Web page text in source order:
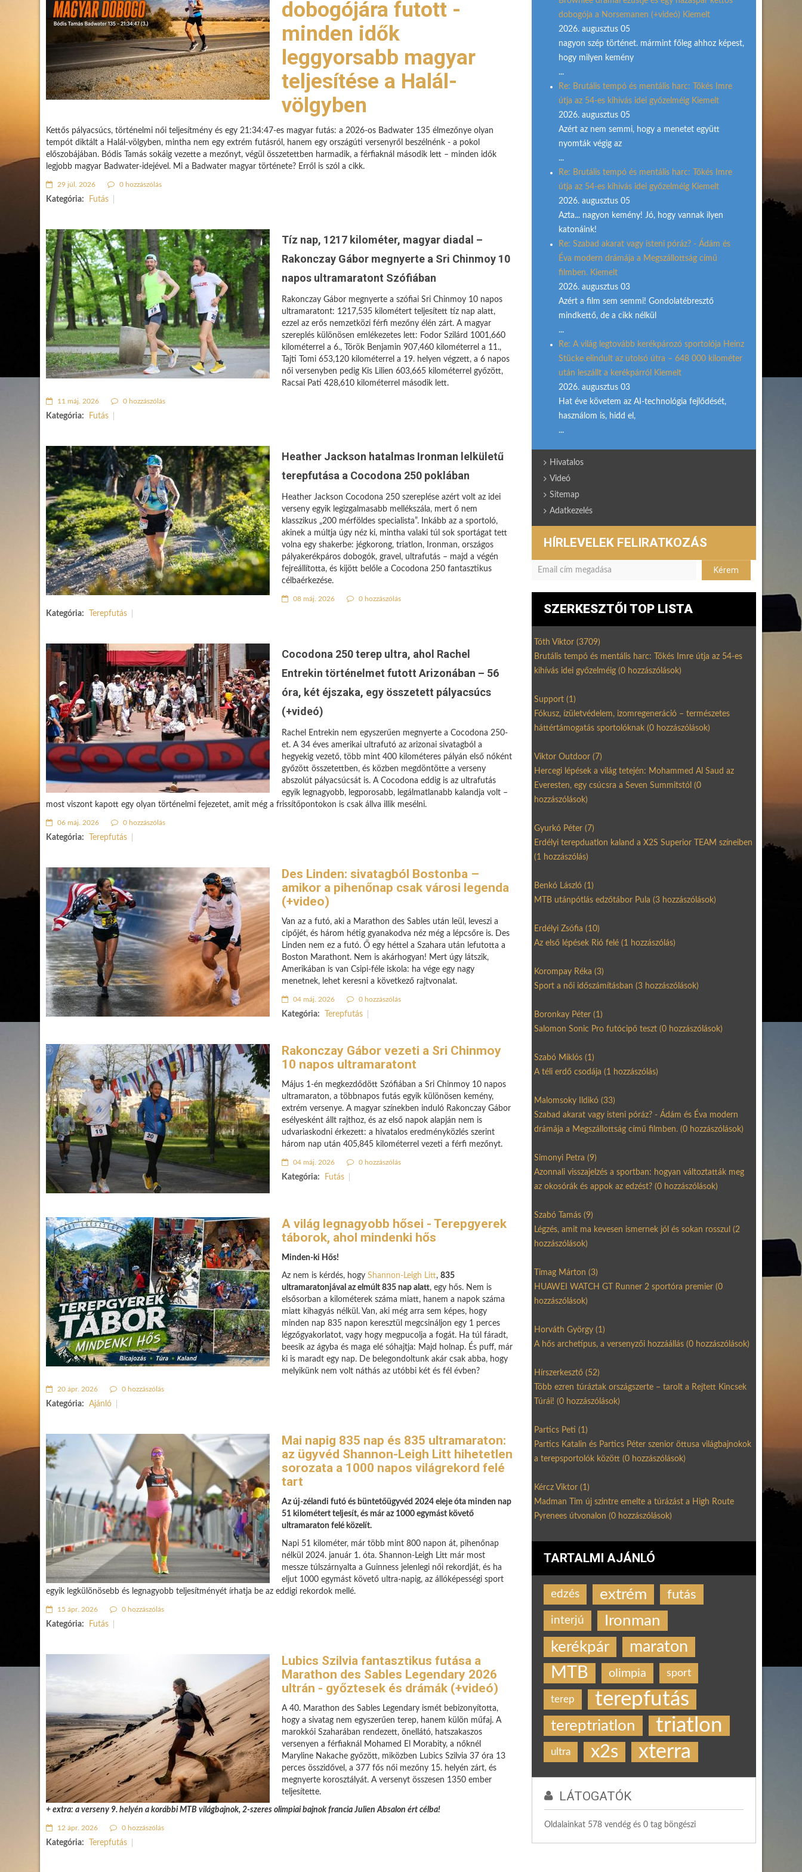
dobogójára futott -
minden idők
leggyorsabb magyar
teljesítése a Halál-
völgyben
Kettős pályacsúcs, történelmi női teljesítmény és egy 21:34:47-es magyar futás: a 2026-os Badwater 135 élmezőnye olyan
tempót diktált a Halál-völgyben, mintha nem egy extrém futásról, hanem egy országúti versenyről beszélnénk - a pokol
előszobájában. Bódis Tamás sokáig vezette a mezőnyt, végül összetettben harmadik, a férfiaknál második lett – minden idők
legjobb magyar Badwater-idejével. Mi a Badwater magyar története? Erről is szól a cikk.
29 júl. 2026 0 hozzászólás
Kategória: Futás
Tíz nap, 1217 kilométer, magyar diadal –
Rakonczay Gábor megnyerte a Sri Chinmoy 10
napos ultramaratont Szófiában
Rakonczay Gábor megnyerte a szófiai Sri Chinmoy 10 napos
ultramaratont: 1217,535 kilométert teljesített tíz nap alatt,
ezzel az erős nemzetközi férfi mezőny élén zárt. A magyar
szereplés különösen emlékezetes lett: Fodor Szilárd 1001,660
kilométerrel a 6., Török Benjamin 907,460 kilométerrel a 11.,
Tajti Tomi 653,120 kilométerrel a 19. helyen végzett, a 6 napos
női versenyben pedig Kis Lilien 603,665 kilométerrel győzött,
Racsai Pati 428,610 kilométerrel második lett.
11 máj. 2026 0 hozzászólás
Kategória: Futás
Heather Jackson hatalmas Ironman lelkületű
terepfutása a Cocodona 250 poklában
Heather Jackson Cocodona 250 szereplése azért volt az idei
verseny egyik legizgalmasabb mellékszála, mert ő nem
klasszikus „200 mérföldes specialista”. Inkább az a sportoló,
akinek a múltja úgy néz ki, mintha valaki túl sok sportágat tett
volna egy shakerbe: jégkorong, triatlon, Ironman, országos
pályakerékpáros dobogók, gravel, ultrafutás – majd a végén
fejreállította, és kijött belőle a Cocodona 250 fantasztikus
célbaérkezése.
08 máj. 2026 0 hozzászólás
Kategória: Terepfutás
Cocodona 250 terep ultra, ahol Rachel
Entrekin történelmet futott Arizonában – 56
óra, két éjszaka, egy összetett pályacsúcs
(+videó)
Rachel Entrekin nem egyszerűen megnyerte a Cocodona 250-
et. A 34 éves amerikai ultrafutó az arizonai sivatagból a
hegyekig vezető, több mint 400 kilométeres pályán első nőként
győzött összetettben, és közben megdöntötte a verseny
abszolút pályacsúcsát is. A Cocodona eddig is az ultrafutás
egyik legnagyobb, legporosabb, legálmatlanabb kalandja volt –
most viszont kapott egy olyan történelmi fejezetet, amit még a frissítőpontokon is csak állva illik mesélni.
06 máj. 2026 0 hozzászólás
Kategória: Terepfutás
Des Linden: sivatagból Bostonba –
amikor a pihenőnap csak városi legenda
(+video)
Van az a futó, aki a Marathon des Sables után leül, leveszi a
cipőjét, és három hétig gyanakodva néz még a lépcsőre is. Des
Linden nem ez a futó. Ő egy héttel a Szahara után lefutotta a
Boston Marathont. Nem is akárhogyan! Mert úgy látszik,
Amerikában is van Csipi-féle iskola: ha vége egy nagy
menetnek, lehet keresni a következő rajtvonalat.
04 máj. 2026 0 hozzászólás
Kategória: Terepfutás
Rakonczay Gábor vezeti a Sri Chinmoy
10 napos ultramaratont
Május 1-én megkezdődött Szófiában a Sri Chinmoy 10 napos
ultramaraton, a többnapos futás egyik különösen kemény,
extrém versenye. A magyar színekben induló Rakonczay Gábor
esélyesként állt rajthoz, és az első napok alapján nem is
udvariaskodni érkezett: a hivatalos eredményközlés szerint
három nap után 405,845 kilométerrel vezeti a férfi mezőnyt.
04 máj. 2026 0 hozzászólás
Kategória: Futás
A világ legnagyobb hősei - Terepgyerek
táborok, ahol mindenki hős
Minden-ki Hős!
Az nem is kérdés, hogy Shannon-Leigh Litt, 835
ultramaratonjával az elmúlt 835 nap alatt, egy hős. Nem is
elsősorban a kilométerek száma miatt, hanem a napok száma
miatt kihagyás nélkül. Van, aki még arra sem képes, hogy
minden nap 835 napon keresztül megcsináljon egy 1 perces
légzőgyakorlatot, vagy hogy megpucolja a fogát. Ha túl fáradt,
beesik az ágyba és maga elé sóhajtja: Majd holnap. És puff, már
ki is maradt egy nap. De belegondoltunk akár csak abba, hogy
melyikünk nem volt náthás az utóbbi két és fél évben?
20 ápr. 2026 0 hozzászólás
Kategória: Ajánló
Mai napig 835 nap és 835 ultramaraton:
az ügyvéd Shannon-Leigh Litt hihetetlen
sorozata a 1000 napos világrekord felé
tart
Az új-zélandi futó és büntetőügyvéd 2024 eleje óta minden nap
51 kilométert teljesít, és már az 1000 egymást követő
ultramaraton felé közelít.
Napi 51 kilométer, már több mint 800 napon át, pihenőnap
nélkül 2024. január 1. óta. Shannon-Leigh Litt már most
messze túlszárnyalta a Guinness jelenlegi női rekordját, és ha
eljut 1000 egymást követő ultra-napig, az állóképességi sport
egyik legkülönösebb és legnagyobb teljesítményét írhatja be az eddigi rekordok mellé.
15 ápr. 2026 0 hozzászólás
Kategória: Futás
Lubics Szilvia fantasztikus futása a
Marathon des Sables Legendary 2026
ultrán - győztesek és drámák (+videó)
A 40. Marathon des Sables Legendary ismét bebizonyította,
hogy a sivatag nem egyszerűen terep, hanem külön műfaj. A
marokkói Szaharában rendezett, önellátó, hatszakaszos
versenyen a férfiaknál Mohamed El Morabity, a nőknél
Maryline Nakache győzött, miközben Lubics Szilvia 37 óra 13
perces összidővel, a 377 fős női mezőny 15. helyén zárt, és
megnyerte korosztályát. A versenyt összesen 1350 ember
teljesítette.
+ extra: a verseny 9. helyén a korábbi MTB világbajnok, 2-szeres olimpiai bajnok francia Julien Absalon ért célba!
12 ápr. 2026 0 hozzászólás
Kategória: Terepfutás
dobogója a Norsemanen (+videó) Kiemelt
2026. augusztus 05
nagyon szép történet. mármint főleg ahhoz képest,
hogy milyen kemény
...
Re: Brutális tempó és mentális harc: Tőkés Imre
útja az 54-es kihívás idei győzelméig Kiemelt
2026. augusztus 05
Azért az nem semmi, hogy a menetet együtt
nyomták végig az
...
Re: Brutális tempó és mentális harc: Tőkés Imre
útja az 54-es kihívás idei győzelméig Kiemelt
2026. augusztus 05
Azta... nagyon kemény! Jó, hogy vannak ilyen
katonáink!
Re: Szabad akarat vagy isteni póráz? - Ádám és
Éva modern drámája a Megszállottság című
filmben. Kiemelt
2026. augusztus 03
Azért a film sem semmi! Gondolatébresztő
mindkettő, de a cikk nélkül
...
Re: A világ legtovább kerékpározó sportolója Heinz
Stücke elindult az utolsó útra – 648 000 kilométer
után leszállt a kerékpárról Kiemelt
2026. augusztus 03
Hat éve követem az AI-technológia fejlődését,
használom is, hidd el,
...
Hivatalos
Videó
Sitemap
Adatkezelés
HÍRLEVELEK FELIRATKOZÁS
SZERKESZTŐI TOP LISTA
Tóth Viktor (3709)
Brutális tempó és mentális harc: Tőkés Imre útja az 54-es
kihívás idei győzelméig (0 hozzászólások)
Support (1)
Fókusz, ízületvédelem, izomregeneráció – természetes
háttértámogatás sportolóknak (0 hozzászólások)
Viktor Outdoor (7)
Hercegi lépések a világ tetején: Mohammed Al Saud az
Everesten, egy csúcsra a Seven Summitstól (0
hozzászólások)
Gyurkó Péter (7)
Erdélyi terepduatlon kaland a X2S Superior TEAM színeiben
(1 hozzászólás)
Benkó László (1)
MTB utánpótlás edzőtábor Pula (3 hozzászólások)
Erdélyi Zsófia (10)
Az első lépések Rió felé (1 hozzászólás)
Korompay Réka (3)
Sport a női időszámításban (3 hozzászólások)
Boronkay Péter (1)
Salomon Sonic Pro futócipő teszt (0 hozzászólások)
Szabó Miklós (1)
A téli erdő csodája (1 hozzászólás)
Malomsoky Ildikó (33)
Szabad akarat vagy isteni póráz? - Ádám és Éva modern
drámája a Megszállottság című filmben. (0 hozzászólások)
Simonyi Petra (9)
Azonnali visszajelzés a sportban: hogyan változtatták meg
az okosórák és appok az edzést? (0 hozzászólások)
Szabó Tamás (9)
Légzés, amit ma kevesen ismernek jól és sokan rosszul (2
hozzászólások)
Timag Márton (3)
HUAWEI WATCH GT Runner 2 sportóra premier (0
hozzászólások)
Horváth György (1)
A hős archetípus, a versenyzői hozzáállás (0 hozzászólások)
Hírszerkesztő (52)
Több ezren túráztak országszerte – tarolt a Rejtett Kincsek
Túrái! (0 hozzászólások)
Partics Peti (1)
Partics Katalin és Partics Péter szenior öttusa világbajnokok
a terepsportolók között (0 hozzászólások)
Kércz Viktor (1)
Madman Tim új szintre emelte a túrázást a High Route
Pyrenees útvonalon (0 hozzászólások)
TARTALMI AJÁNLÓ
edzés extrém futás
interjú
Ironman
kerékpár
maraton
MTB olimpia sport
terep terepfutás
tereptriatlon triatlon
ultra x2s xterra
LÁTOGATÓK
Oldalainkat 578 vendég és 0 tag böngészi